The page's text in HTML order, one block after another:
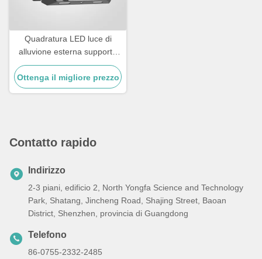
Quadratura LED luce di
alluvione esterna supporto
gamma di temperatura
Negativo 20 °C a 45 °C
prestazioni e ampia area di
Ottenga il migliore prezzo
Contatto rapido
Indirizzo
2-3 piani, edificio 2, North Yongfa Science and Technology
Park, Shatang, Jincheng Road, Shajing Street, Baoan
District, Shenzhen, provincia di Guangdong
Telefono
86-0755-2332-2485